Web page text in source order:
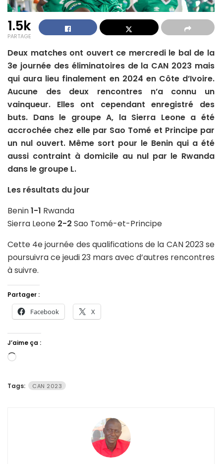
1.5k
PARTAGE
Deux matches ont ouvert ce mercredi le bal de la
3e journée des éliminatoires de la CAN 2023 mais
qui aura lieu finalement en 2024 en Côte d’Ivoire.
Aucune des deux rencontres n’a connu un
vainqueur. Elles ont cependant enregistré des
buts. Dans le groupe A, la Sierra Leone a été
accrochée chez elle par Sao Tomé et Principe par
un nul ouvert. Même sort pour le Benin qui a été
aussi contraint à domicile au nul par le Rwanda
dans le groupe L.
Les résultats du jour
Benin1-1 Rwanda
Sierra Leone 2-2 Sao Tomé-et-Principe
Cette 4e journée des qualifications de la CAN 2023 se
poursuivra ce jeudi 23 mars avec d’autres rencontres
à suivre.
Partager :
Facebook X
J’aime ça :
Chargement…
Tags: CAN 2023